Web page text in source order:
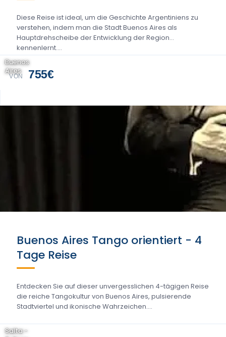
Diese Reise ist ideal, um die Geschichte Argentiniens zu
verstehen, indem man die Stadt Buenos Aires als
Hauptdrehscheibe der Entwicklung der Region
kennenlernt....
VON 755€
Buenos
Aires
Buenos Aires Tango orientiert - 4
Tage Reise
Entdecken Sie auf dieser unvergesslichen 4-tägigen Reise
die reiche Tangokultur von Buenos Aires, pulsierende
Stadtviertel und ikonische Wahrzeichen....
Salta -